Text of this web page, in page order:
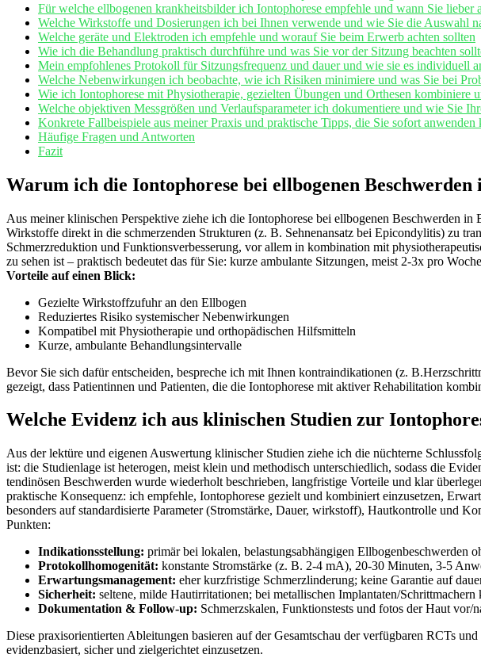
Für welche ellbogenen krankheitsbilder‌ ich Iontophorese ⁤empfehle​ und wann Sie lieber
Welche Wirkstoffe und Dosierungen ich bei Ihnen ⁢verwende und wie⁤ Sie‍ die Auswahl
Welche‍ geräte und Elektroden‍ ich empfehle und worauf Sie beim Erwerb ⁣achten sollten
Wie ​ich die ⁣Behandlung praktisch durchführe und was ​Sie vor der Sitzung‌ beachten‍
Mein empfohlenes Protokoll für Sitzungsfrequenz ⁢und dauer​ und wie⁣ sie​ es individuell
Welche Nebenwirkungen ⁢ich‌ beobachte, wie ich Risiken minimiere⁣ und was ‌Sie ⁤bei
Wie ich‌ Iontophorese‌ mit‍ Physiotherapie, gezielten Übungen und Orthesen kombiniere
Welche objektiven Messgrößen und Verlaufsparameter ich dokumentiere und wie‌ Sie
Konkrete Fallbeispiele aus meiner⁤ Praxis und‌ praktische Tipps, die Sie ⁤sofort anwenden
Häufige ⁢Fragen und Antworten
Fazit
Warum ich die Iontophorese bei ⁤ellbogenen
Aus​ meiner klinischen Perspektive ziehe ich ‍die⁢ Iontophorese bei⁤ ellbogenen Beschwerden‍ in‌
Wirkstoffe direkt ⁤in die schmerzenden ⁤Strukturen (z. ⁢B. Sehnenansatz‍ bei‌ Epicondylitis)⁣ zu
Schmerzreduktion​ und Funktionsverbesserung, vor allem in kombination​ mit
zu ‌sehen‍ ist – praktisch bedeutet das für⁤ Sie: kurze ambulante ‍Sitzungen, meist 2-3x pro
Vorteile⁢ auf einen Blick:
Gezielte Wirkstoffzufuhr ‌an den Ellbogen
Reduziertes ⁤Risiko ‍systemischer Nebenwirkungen
Kompatibel mit Physiotherapie und orthopädischen Hilfsmitteln
Kurze, ambulante Behandlungsintervalle
Bevor Sie sich dafür entscheiden, ⁣bespreche ich ⁣mit ‍Ihnen kontraindikationen⁤ (z.
gezeigt, dass‍ Patientinnen ⁢und Patienten, die die Iontophorese mit aktiver Rehabilitation
Welche Evidenz ich ‌aus klinischen Studien zur
Aus der lektüre und eigenen ⁤Auswertung klinischer Studien ziehe ich die nüchterne
⁤ist: ⁤die ​Studienlage ist heterogen,​ meist⁤ klein und methodisch ‌unterschiedlich, sodass ⁢die
⁣tendinösen⁤ Beschwerden wurde wiederholt beschrieben, langfristige Vorteile und​ klar
praktische Konsequenz: ich empfehle, Iontophorese gezielt und kombiniert einzusetzen,
‌besonders ⁤auf standardisierte Parameter (Stromstärke, Dauer, wirkstoff), Hautkontrolle ‌und
Punkten:
Indikationsstellung: primär⁣ bei ⁣lokalen, belastungsabhängigen Ellbogenbeschwerden
Protokollhomogenität: konstante Stromstärke (z. B. 2-4⁣ mA), 20-30 Minuten, 3-5
Erwartungsmanagement: ⁢eher ⁤kurzfristige Schmerzlinderung; keine Garantie auf
Sicherheit: seltene, ​milde‌ Hautirritationen; bei metallischen Implantaten/Schrittmachern
Dokumentation & Follow‑up: Schmerzskalen, Funktionstests und fotos der ‌Haut vor/
Diese⁣ praxisorientierten​ Ableitungen basieren auf⁢ der Gesamtschau der verfügbaren RCTs
⁢evidenzbasiert, sicher und zielgerichtet einzusetzen.